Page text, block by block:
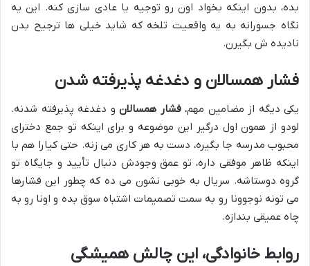
بده، بدون اینکه بخواد اون رو توجیه یا عادی سازی کنه. این یه
نگاه جسورانه به یه واقعیت تلخه که شاید خیلی ها ترجیح بدن
نادیده ش بگیرن.
فشار همسالان و دغدغه پذیرفته شدن
یکی دیگه از مضامین مهم،فشار همسالان و دغدغه پذیرفته شدنه.
لودو از همون اول درگیر این موضوعه و برای اینکه تو جمع دخترای
محبوب مدرسه جا بگیره، دست به هر کاری می زنه. حتی کیارا هم با
اینکه ظاهر موفقی داره، تو عمق وجودش دنبال تأیید و جایگاه تو
گروه دوستاشه. سریال به خوبی نشون می ده که چطور این فشارها
می تونه نوجوونا رو به سمت تصمیمات اشتباه سوق بده و اونا رو به
چاه عمیقی بندازه.
روابط خانوادگی، این چالش همیشگی